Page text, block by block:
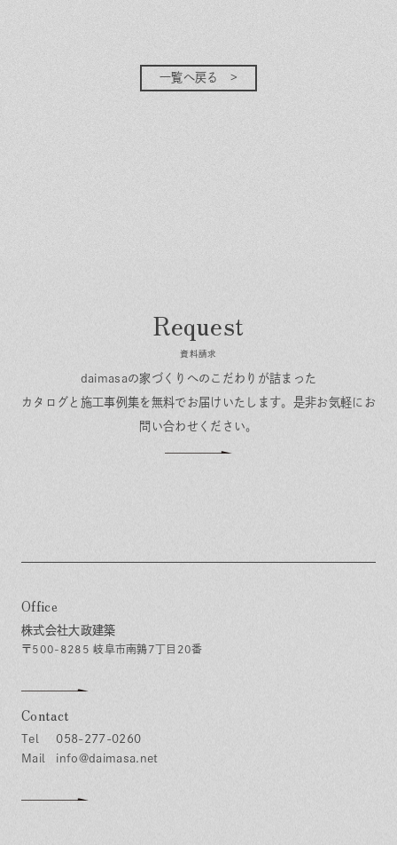
一覧へ戻る
資料請求
daimasaの家づくりへのこだわりが詰まった
カタログと施工事例集を無料でお届けいたします。 是非お気軽にお
問い合わせください。
Office
株式会社大政建築
〒500-8285 岐阜市南鶉7丁目20番
Contact
058-277-0260
info@daimasa.net